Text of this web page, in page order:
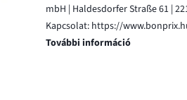
mbH | Haldesdorfer Straße 61 |
Kapcsolat: https://
További információ